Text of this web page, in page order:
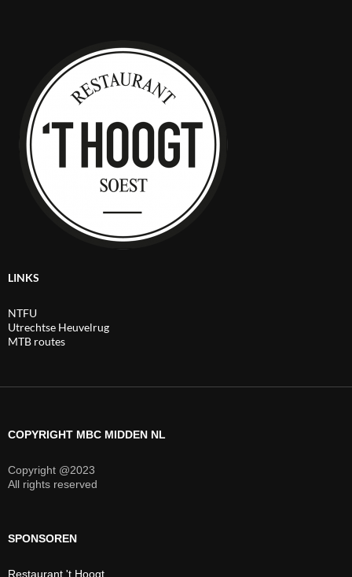
LINKS
NTFU
Utrechtse Heuvelrug
MTB routes
COPYRIGHT MBC MIDDEN NL
Copyright @2023
All rights reserved
SPONSOREN
Restaurant 't Hoogt